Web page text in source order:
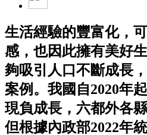
生活經驗的豐富化，
感，也因此擁有美好
夠吸引人口不斷成長
案例。我國自2020年
現負成長，六都外各
但根據內政部2022年